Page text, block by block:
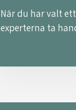
När du har valt
experterna ta